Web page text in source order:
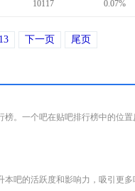
10117 0.07%
13 下一页 尾页
。一个吧在贴吧排行榜中的位
吧的活跃度和影响力，吸引更